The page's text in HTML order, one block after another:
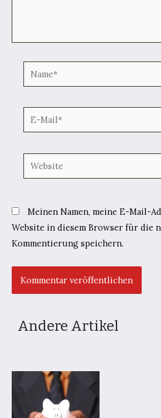
Name*
E-
Mail*
Website
Meinen Namen, meine E-Mail-
Website in diesem Browser für die
Kommentierung speichern.
Andere Artikel